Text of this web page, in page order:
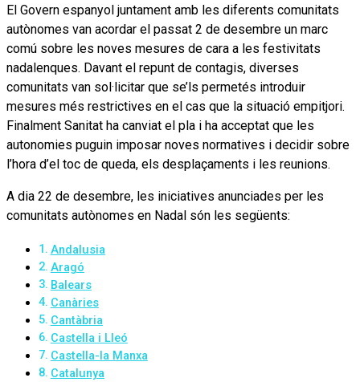
El Govern espanyol juntament amb les diferents comunitats
autònomes van acordar el passat 2 de desembre un marc
comú sobre les noves mesures de cara a les festivitats
nadalenques. Davant el repunt de contagis, diverses
comunitats van sol·licitar que se’ls permetés introduir
mesures més restrictives en el cas que la situació empitjori.
Finalment Sanitat ha canviat el pla i ha acceptat que les
autonomies puguin imposar noves normatives i decidir sobre
l’hora d’el toc de queda, els desplaçaments i les reunions.
A dia 22 de desembre, les iniciatives anunciades per les
comunitats autònomes en Nadal són les següents:
Andalusia
Aragó
Balears
Canàries
Cantàbria
Castella i Lleó
Castella-la Manxa
Catalunya